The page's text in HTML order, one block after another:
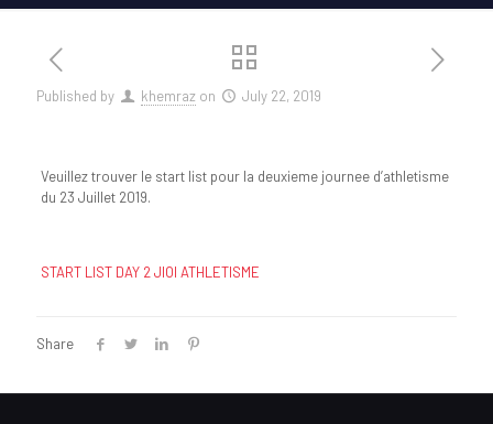
Published by khemraz on July 22, 2019
Veuillez trouver le start list pour la deuxieme journee d’athletisme
du 23 Juillet 2019.
START LIST DAY 2 JIOI ATHLETISME
Share